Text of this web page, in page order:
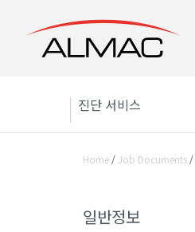
진단 서비스
Home /Job Documents /
일반정보